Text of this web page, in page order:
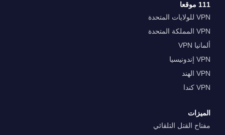
111 موقعا
VPN للولايات المتحدة
VPN المملكة المتحدة
ألمانيا VPN
VPN إندونيسيا
VPN الهند
VPN كندا
الميزات
مفتاح القتل التلقائي